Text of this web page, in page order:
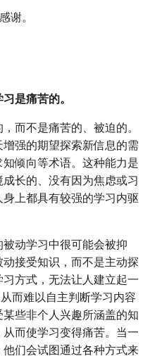
上下拉电阻
输入捕获
耦合方式
数学运算
X-Y 模式
探头补偿
谢。
是痛苦的。
而不是痛苦的、被迫的。
强的期望探索新信息的需
倾向等术语。这种能力是
长的、没有因为焦虑或习
上都具有较强的学习内驱
动学习中很可能会被抑
接受知识，而不是主动探
方式，无法让人建立起一
而难以自主判断学习内容
些非个人兴趣所涵盖的知
而使学习变得痛苦。当一
们会试图通过各种方式来